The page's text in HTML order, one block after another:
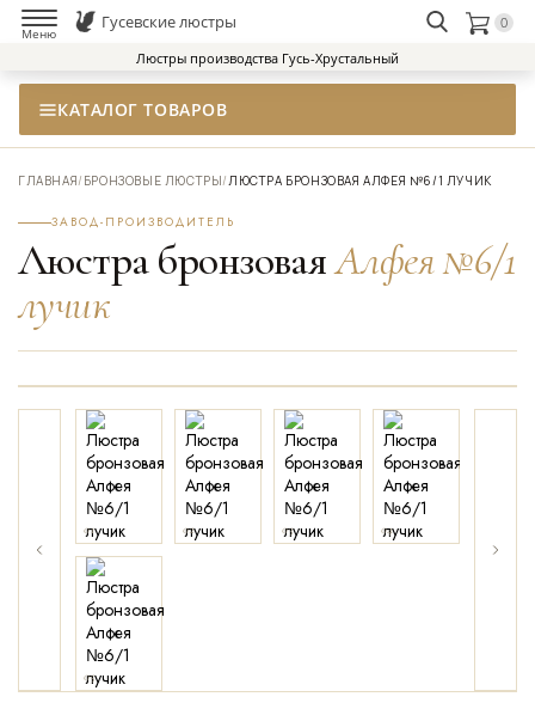
Меню
Гусевские люстры
0
Люстры производства Гусь-Хрустальный
КАТАЛОГ ТОВАРОВ
НАЙТИ
ГЛАВНАЯ/ БРОНЗОВЫЕ ЛЮСТРЫ/ЛЮСТРА БРОНЗОВАЯ АЛФЕЯ №6/1 ЛУЧИК
ЗАВОД-ПРОИЗВОДИТЕЛЬ
Люстра бронзоваяАлфея №6/1
лучик
01 02 03 04
05